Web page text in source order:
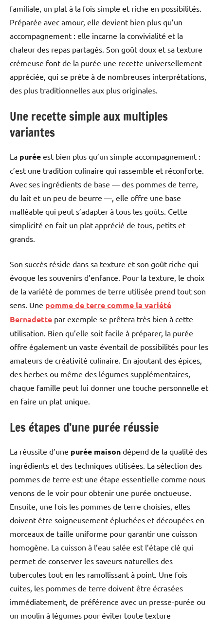
familiale, un plat à la fois simple et riche en possibilités.
Préparée avec amour, elle devient bien plus qu’un
accompagnement : elle incarne la convivialité et la
chaleur des repas partagés. Son goût doux et sa texture
crémeuse font de la purée une recette universellement
appréciée, qui se prête à de nombreuses interprétations,
des plus traditionnelles aux plus originales.
Une recette simple aux multiples
variantes
La purée est bien plus qu’un simple accompagnement :
c’est une tradition culinaire qui rassemble et réconforte.
Avec ses ingrédients de base — des pommes de terre,
du lait et un peu de beurre —, elle offre une base
malléable qui peut s’adapter à tous les goûts. Cette
simplicité en fait un plat apprécié de tous, petits et
grands.
Son succès réside dans sa texture et son goût riche qui
évoque les souvenirs d’enfance. Pour la texture, le choix
de la variété de pommes de terre utilisée prend tout son
sens. Une pomme de terre comme la variété
Bernadette par exemple se prêtera très bien à cette
utilisation. Bien qu’elle soit facile à préparer, la purée
offre également un vaste éventail de possibilités pour les
amateurs de créativité culinaire. En ajoutant des épices,
des herbes ou même des légumes supplémentaires,
chaque famille peut lui donner une touche personnelle et
en faire un plat unique.
Les étapes d’une purée réussie
La réussite d’une purée maison dépend de la qualité des
ingrédients et des techniques utilisées. La sélection des
pommes de terre est une étape essentielle comme nous
venons de le voir pour obtenir une purée onctueuse.
Ensuite, une fois les pommes de terre choisies, elles
doivent être soigneusement épluchées et découpées en
morceaux de taille uniforme pour garantir une cuisson
homogène. La cuisson à l’eau salée est l’étape clé qui
permet de conserver les saveurs naturelles des
tubercules tout en les ramollissant à point. Une fois
cuites, les pommes de terre doivent être écrasées
immédiatement, de préférence avec un presse-purée ou
un moulin à légumes pour éviter toute texture